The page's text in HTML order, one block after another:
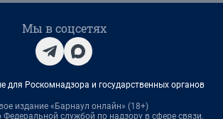
Мы в соцсетях
для Роскомнадзора и государственных органов
издание «Барнаул онлайн» (18+)
Федеральной службой по надзору в сфере связи,